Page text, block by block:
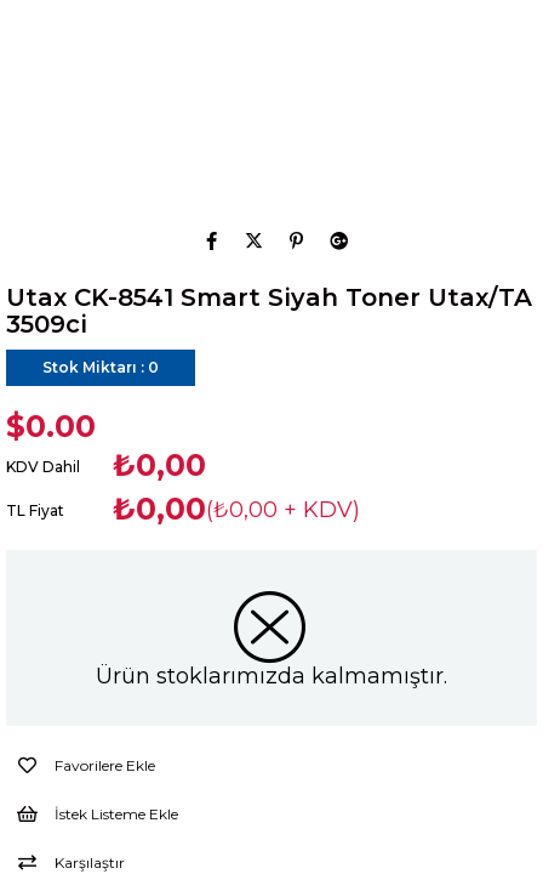
Utax CK-8541 Smart Siyah Toner Utax/TA
3509ci
Stok Miktarı : 0
$0.00
KDV Dahil ₺0,00
TL Fiyat ₺0,00(₺0,00 + KDV)
Ürün stoklarımızda kalmamıştır.
Favorilere Ekle
İstek Listeme Ekle
Karşılaştır